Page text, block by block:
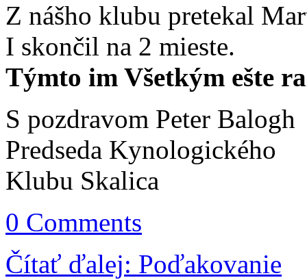
Z nášho klubu pretekal
I skončil na 2 mieste.
Týmto im Všetkým ešte
S pozdravom Peter Balogh
Predseda Kynologického
Klubu Skalica
0 Comments
Čítať ďalej: Poďakovanie